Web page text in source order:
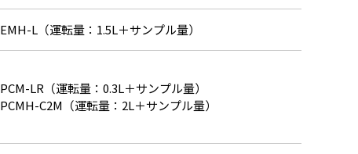
EMH-L（運転量：1.5L＋サンプル量）
PCM-LR（運転量：0.3L＋サンプル量）
PCMH-C2M（運転量：2L＋サンプル量）